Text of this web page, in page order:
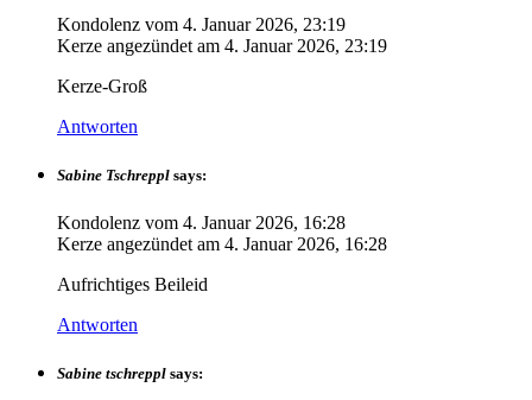
Kondolenz vom 4. Januar 2026, 23:19
Kerze angezündet am 4. Januar 2026, 23:19
Kerze-Groß
Antworten
Sabine Tschreppl says:
Kondolenz vom 4. Januar 2026, 16:28
Kerze angezündet am 4. Januar 2026, 16:28
Aufrichtiges Beileid
Antworten
Sabine tschreppl says: